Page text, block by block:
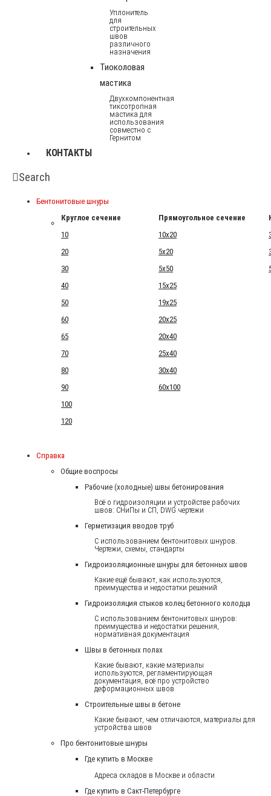
Уплонитель
для
строительных
швов
различного
назначения
Тиоколовая
мастика
Двухкомпонентная
тиксотропная
мастика для
использования
совместно с
Гернитом
КОНТАКТЫ
Search
Бентонитовые шнуры
Круглое сечение
Прямоугольное сечение
10
10x20
20
5x20
30
5x50
40
15x25
50
19x25
60
20x25
65
20x40
70
25x40
80
30x40
90
60x100
100
120
Справка
Общие воспросы
Рабочие (холодные) швы бетонирования
Всё о гидроизоляции и устройстве рабочих
швов: СНиПы и СП, DWG чертежи
Герметизация вводов труб
С использованием бентонитовых шнуров.
Чертежи, схемы, стандарты
Гидроизоляционные шнуры для бетонных швов
Какие ещё бывают, как используются,
преимущества и недостатки решений
Гидроизоляция стыков колец бетонного колодца
С использованием бентонитовых шнуров:
преимущества и недостатки решения,
нормативная документация
Швы в бетонных полах
Какие бывают, какие материалы
используются, регламентирующая
документация, всё про устройство
деформационных швов
Строительные швы в бетоне
Какие бывают, чем отличаются, материалы для
устройства швов
Про бентонитовые шнуры
Где купить в Москве
Адреса складов в Москве и области
Где купить в Сакт-Петербурге